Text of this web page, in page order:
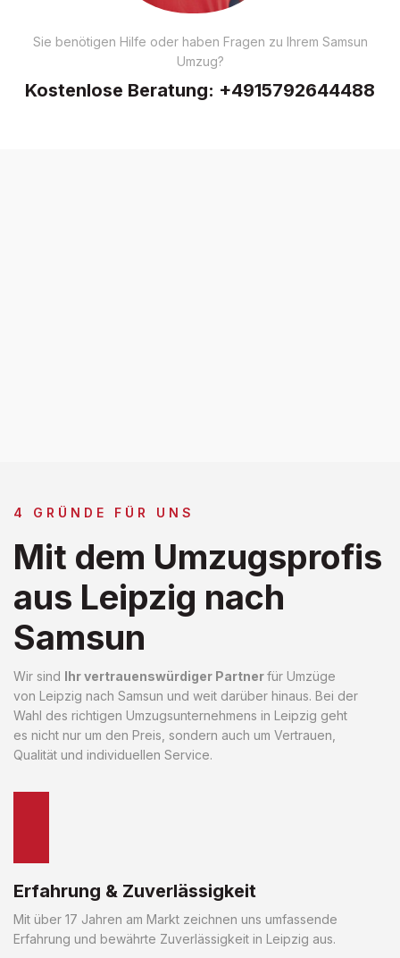
Sie benötigen Hilfe oder haben Fragen zu Ihrem Samsun
Umzug?
Kostenlose Beratung: +4915792644488
4 GRÜNDE FÜR UNS
Mit dem Umzugsprofis
aus Leipzig nach
Samsun
Wir sind Ihr vertrauenswürdiger Partnerfür Umzüge
von Leipzig nach Samsun und weit darüber hinaus. Bei der
Wahl des richtigen Umzugsunternehmens in Leipzig geht
es nicht nur um den Preis, sondern auch um Vertrauen,
Qualität und individuellen Service.
Erfahrung & Zuverlässigkeit
Mit über 17 Jahren am Markt zeichnen uns umfassende
Erfahrung und bewährte Zuverlässigkeit in Leipzig aus.